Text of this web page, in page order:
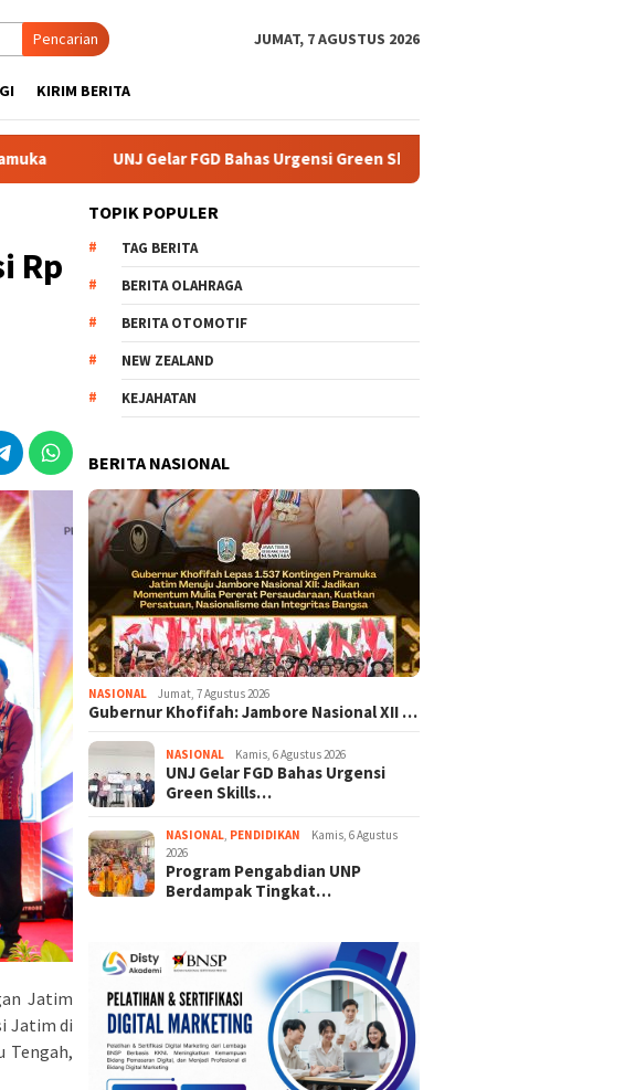
Pencarian JUMAT, 7 AGUSTUS 2026
KIRIM BERITA
FGD Bahas Urgensi Green Skills sebagai Mata Pelajaran Umum Baru pada
Rp
Jatim
Jatim di
Tengah,
TOPIK POPULER
TAG BERITA
BERITA OLAHRAGA
BERITA OTOMOTIF
NEW ZEALAND
KEJAHATAN
BERITA NASIONAL
NASIONAL Jumat, 7 Agustus 2026
Gubernur Khofifah: Jambore Nasional XII …
NASIONAL Kamis, 6 Agustus 2026
UNJ Gelar FGD Bahas Urgensi
Green Skills…
NASIONAL PENDIDIKAN
Kamis, 6 Agustus
2026
Program Pengabdian UNP
Berdampak Tingkat…